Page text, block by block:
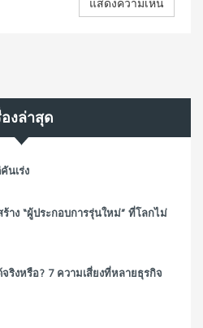
องล่าสุด
นเร่ง
าง “ผู้ประกอบการรุ่นใหม่” ที่โลกไม่
งหรือ? 7 ความเสี่ยงที่หลายธุรกิจ